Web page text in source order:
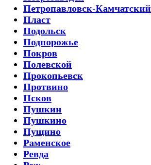
Петропавловск-Камчатский
Пласт
Подольск
Подпорожье
Покров
Полевской
Прокопьевск
Протвино
Псков
Пушкин
Пушкино
Пущино
Раменское
Ревда